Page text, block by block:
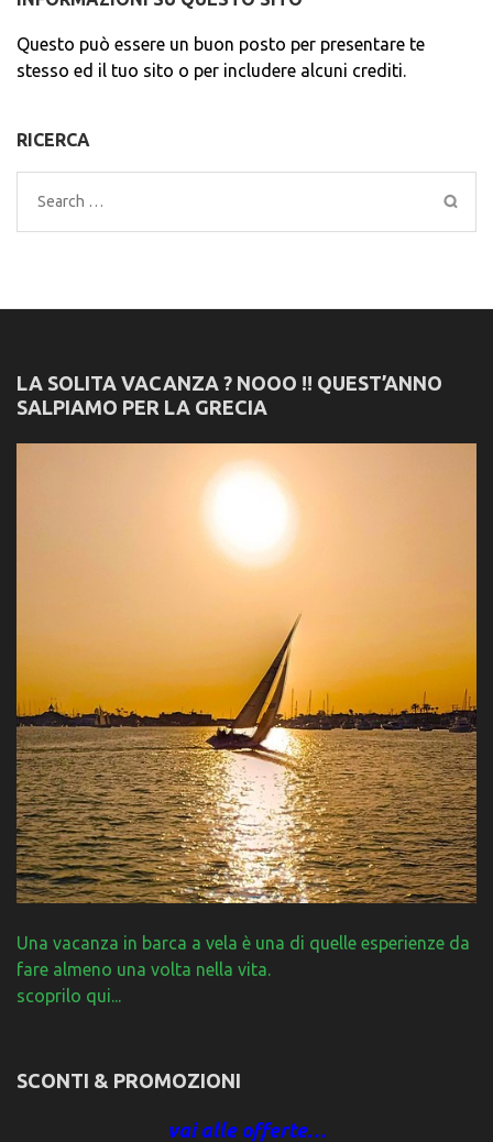
Questo può essere un buon posto per presentare te
stesso ed il tuo sito o per includere alcuni crediti.
RICERCA
Search
for:
LA SOLITA VACANZA ? NOOO !! QUEST’ANNO
SALPIAMO PER LA GRECIA
Una vacanza in barca a vela è una di quelle esperienze da
fare almeno una volta nella vita.
scoprilo qui...
SCONTI & PROMOZIONI
vai alle offerte…